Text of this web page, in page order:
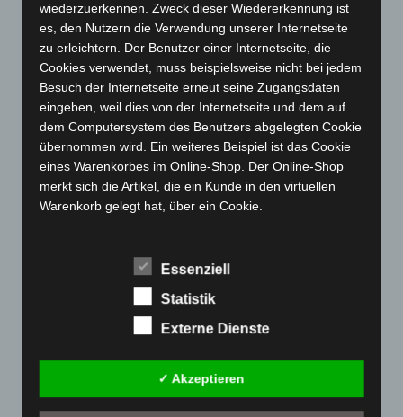
Mai 2023(139)
April 2023
März 2023(174)
Februar 2023 (154)
Januar 2023
(140)
Dezember 2022(130)
November 2022(167)
Oktober 2022(166)
(166)
April 2022(198)
wiederzuerkennen. Zweck dieser Wiedererkennung ist
es, den Nutzern die Verwendung unserer Internetseite
zu erleichtern. Der Benutzer einer Internetseite, die
Cookies verwendet, muss beispielsweise nicht bei jedem
Besuch der Internetseite erneut seine Zugangsdaten
eingeben, weil dies von der Internetseite und dem auf
dem Computersystem des Benutzers abgelegten Cookie
übernommen wird. Ein weiteres Beispiel ist das Cookie
eines Warenkorbes im Online-Shop. Der Online-Shop
merkt sich die Artikel, die ein Kunde in den virtuellen
Warenkorb gelegt hat, über ein Cookie.
durch unsere Internetseite jederzeit mittels einer
entsprechenden Einstellung des genutzten
Internetbrowsers verhindern und damit der Setzung von
Cookies dauerhaft widersprechen. Ferner können
bereits gesetzte Cookies jederzeit über einen
gelöscht werden. Dies ist in allen gängigen
Person die Setzung von Cookies in dem genutzten
Essenziell
Statistik
Externe Dienste
✓ Akzeptieren